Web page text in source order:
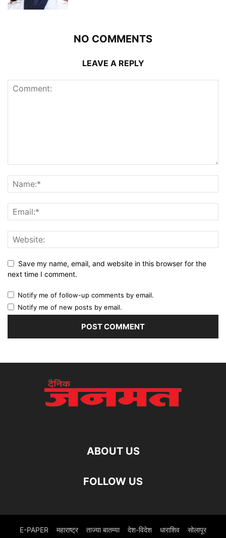
NO COMMENTS
LEAVE A REPLY
Save my name, email, and website in this browser for the
next time I comment.
Notify me of follow-up comments by email.
Notify me of new posts by email.
ABOUT US
FOLLOW US
E-PAPER महाराष्ट्र ताज्या बातम्या देश-विदेश धाराशिव सोलापूर